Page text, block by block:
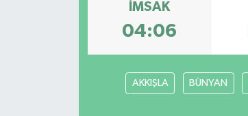
İMSAK
04:06
AKKIŞLA BÜNYAN